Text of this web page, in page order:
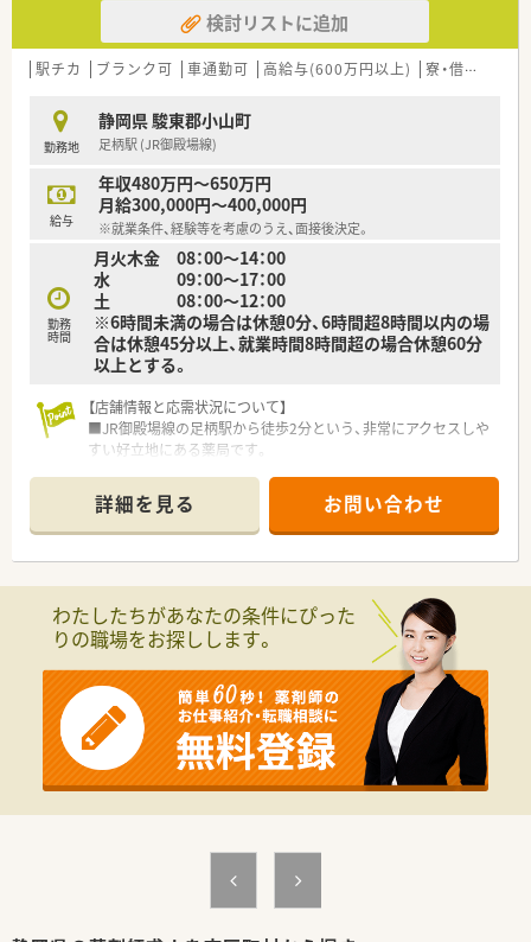
検討リストに追加
駅チカ ブランク可 車通勤可 高給与(600万円以上) 寮・借上社宅あり
勤務地
静岡県 駿東郡小山町
足柄駅 (JR御殿場線)
給与
年収480万円～650万円
月給300,000円～400,000円
※就業条件、経験等を考慮のうえ、面接後決定。
勤務
時間
月火木金 08：00～14：00
水 09：00～17：00
土 08：00～12：00
※6時間未満の場合は休憩0分、6時間超8時間以内の場
合は休憩45分以上、就業時間8時間超の場合休憩60分
以上とする。
【店舗情報と応需状況について】
■JR御殿場線の足柄駅から徒歩2分という、非常にアクセスしや
すい好立地にある薬局です。
機関としています。
■1日の処方箋枚数は35枚から40枚程度で、現在は薬剤師1名と
事務員1名で運営しています。
■痛みのクリニックからの処方箋に基づき、調剤業務、監査業
務、服薬指導を一通りご担当いただきます。
■ペインクリニック領域の専門的な薬剤に関する知識を活かし、
■薬剤師1名体制となるため、医薬品の在庫管理や発注業務など
も含めて幅広くお任せします。
【職場環境と雰囲気】
■薬剤師1名と事務員1名の少数精鋭体制ですので、事務スタッ
フと密に連携して業務を進めます。
■処方箋枚数が比較的落ち着いているため、患者様一人ひとりの
■1名体制ですが、グループ全体のヘルプ体制が整っているため、
お休みの際も安心です。
詳細を見る お問い合わせ
わたしたちがあなたの条件にぴった
りの職場をお探しします。